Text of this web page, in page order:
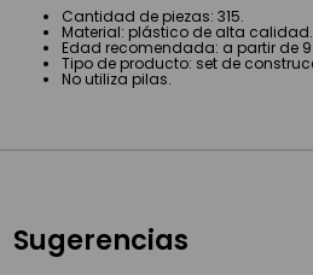
Cantidad de piezas: 315.
Material: plástico de alta calidad.
Edad recomendada: a partir de
Tipo de producto: set de
No utiliza pilas.
Sugerencias